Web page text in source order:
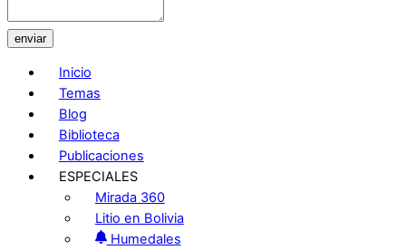
enviar
Inicio
Temas
Blog
Biblioteca
Publicaciones
ESPECIALES
Mirada 360
Litio en Bolivia
Humedales